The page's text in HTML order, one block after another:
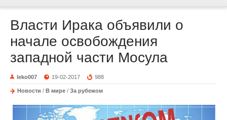
Власти Ирака объявили о
начале освобождения
западной части Мосула
leko007 19-02-2017 988
Новости / В мире / За рубежом